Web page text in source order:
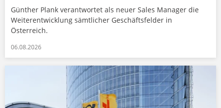
Günther Plank verantwortet als neuer Sales Manager die
Weiterentwicklung sämtlicher Geschäftsfelder in
Österreich.
06.08.2026